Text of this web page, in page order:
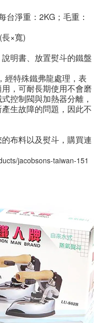
台淨重：2KG；毛重：
×寬)
明書、放置熨斗的鐵盤
經特殊鐵弗龍處理，表
，可耐長期使用不會磨
控制閥與加熱器分離，
生故障的問題，因此不
布料以及熨斗，購買連
jacobsons-taiwan-151